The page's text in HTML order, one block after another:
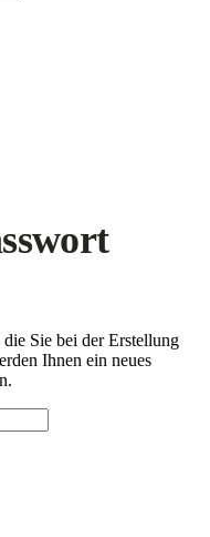
Sie bei der Erstellung
Ihnen ein neues